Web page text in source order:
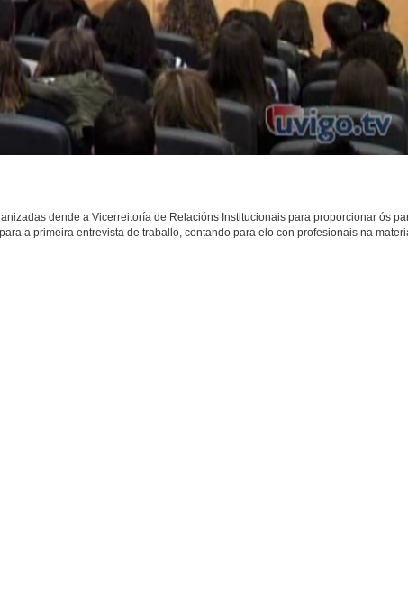
dende a Vicerreitoría de Relacións Institucionais para proporcionar ós
a primeira entrevista de traballo, contando para elo con profesionais na